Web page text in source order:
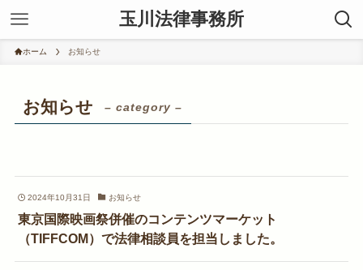
玉川法律事務所
ホーム お知らせ
お知らせ – category –
2024年10月31日 お知らせ
東京国際映画祭併催のコンテンツマーケット
（TIFFCOM）で法律相談員を担当しました。